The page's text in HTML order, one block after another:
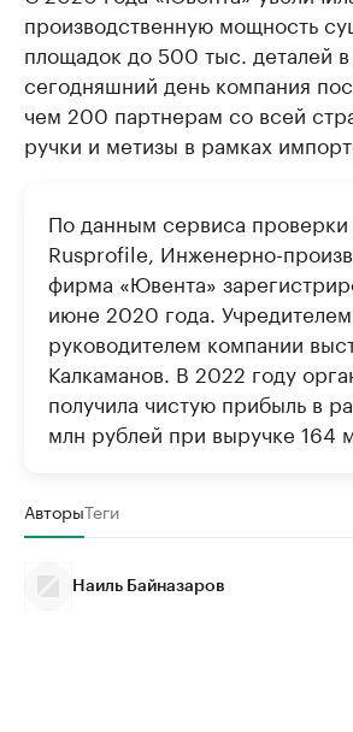
производственную мощность
площадок до 500 тыс. деталей
сегодняшний день компания
чем 200 партнерам со всей
ручки и метизы в рамках
По данным сервиса проверки
Rusprofile, Инженерно-
фирма «Ювента»
июне 2020 года.
руководителем компании
Калкаманов. В 2022 году
получила чистую прибыль в
млн рублей при выручке 164
АвторыТеги
Наиль Байназаров